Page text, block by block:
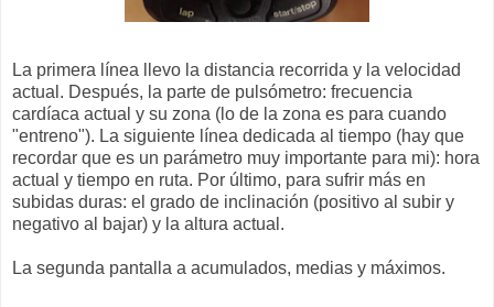
La primera línea llevo la distancia recorrida y la velocidad
actual. Después, la parte de pulsómetro: frecuencia
cardíaca actual y su zona (lo de la zona es para cuando
"entreno"). La siguiente línea dedicada al tiempo (hay que
recordar que es un parámetro muy importante para mi): hora
actual y tiempo en ruta. Por último, para sufrir más en
subidas duras: el grado de inclinación (positivo al subir y
negativo al bajar) y la altura actual.
La segunda pantalla a acumulados, medias y máximos.